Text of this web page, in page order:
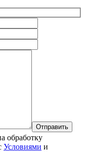
обработку
Условиями и